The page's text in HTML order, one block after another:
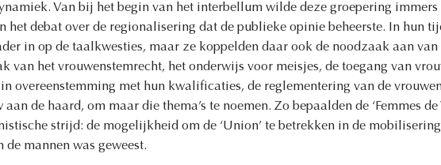
Van bij het begin van het interbellum wilde deze groepering immers
het debat over de regionalisering dat de publieke opinie beheerste. In hun
in op de taalkwesties, maar ze koppelden daar ook de noodzaak aan
van het vrouwenstemrecht, het onderwijs voor meisjes, de toegang van
overeenstemming met hun kwalificaties, de reglementering van de
de haard, om maar die thema’s te noemen. Zo bepaalden de ‘Femmes de
strijd: de mogelijkheid om de ‘Union’ te betrekken in de
mannen was geweest.